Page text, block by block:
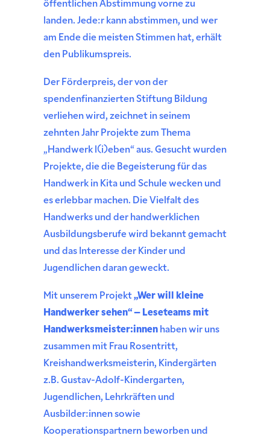
öffentlichen Abstimmung vorne zu
landen. Jede:r kann abstimmen, und wer
am Ende die meisten Stimmen hat, erhält
den Publikumspreis.
Der Förderpreis, der von der
spendenfinanzierten Stiftung Bildung
verliehen wird, zeichnet in seinem
zehnten Jahr Projekte zum Thema
„Handwerk l(i)eben“ aus. Gesucht wurden
Projekte, die die Begeisterung für das
Handwerk in Kita und Schule wecken und
es erlebbar machen. Die Vielfalt des
Handwerks und der handwerklichen
Ausbildungsberufe wird bekannt gemacht
und das Interesse der Kinder und
Jugendlichen daran geweckt.
Mit unserem Projekt„Wer will kleine
Handwerker sehen“ – Leseteams mit
Handwerksmeister:innen haben wir uns
zusammen mit Frau Rosentritt,
Kreishandwerksmeisterin, Kindergärten
z.B. Gustav-Adolf-Kindergarten,
Jugendlichen, Lehrkräften und
Ausbilder:innen sowie
Kooperationspartnern beworben und